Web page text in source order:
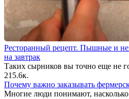
Ресторанный рецепт. Пышные и
на завтрак
Таких сырников вы точно еще не
215.6к.
Почему важно заказывать
Многие люди понимают, насколько